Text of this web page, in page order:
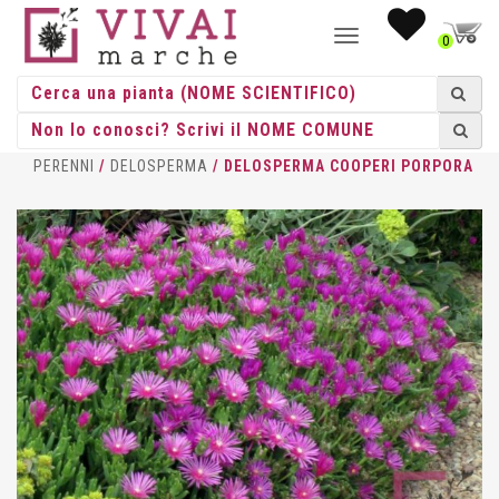
NAVIGAZIONE0
HOME/ ERBACEE ERBACEE
PERENNI / DELOSPERMA / DELOSPERMA COOPERI PORPORA